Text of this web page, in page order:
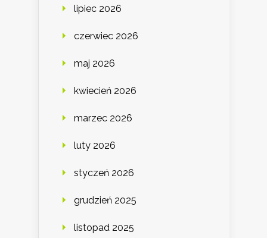
lipiec 2026
czerwiec 2026
maj 2026
kwiecień 2026
marzec 2026
luty 2026
styczeń 2026
grudzień 2025
listopad 2025